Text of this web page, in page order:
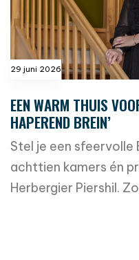
29 juni 2026
EEN WARM THUIS
HAPEREND BREIN’
Stel je een sfeervolle
achttien kamers én
Herbergier Piershil.